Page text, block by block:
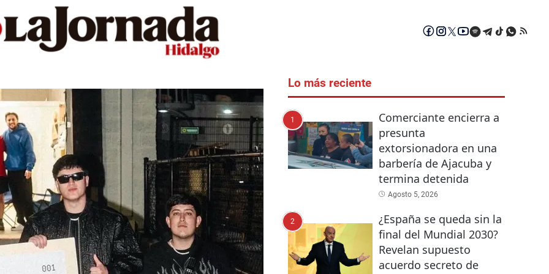
Lo más reciente
1
Comerciante encierra a
presunta
extorsionadora en una
barbería de Ajacuba y
termina detenida
Agosto 5, 2026
2
¿España se queda sin la
final del Mundial 2030?
Revelan supuesto
acuerdo secreto de